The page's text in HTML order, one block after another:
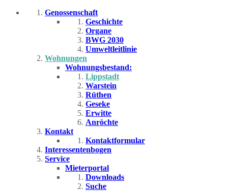
Genossenschaft
Geschichte
Organe
BWG 2030
Umweltleitlinie
Wohnungen
Wohnungsbestand:
Lippstadt
Warstein
Rüthen
Geseke
Erwitte
Anröchte
Kontakt
Kontaktformular
Interessentenbogen
Service
Mieterportal
Downloads
Suche